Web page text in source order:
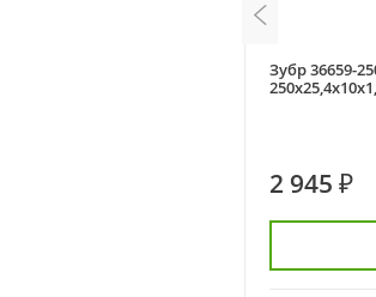
Зубр 36659-
2 945 ₽